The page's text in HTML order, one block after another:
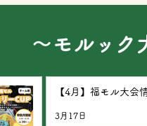
～モルック
【4月】福モル大会
3月17日